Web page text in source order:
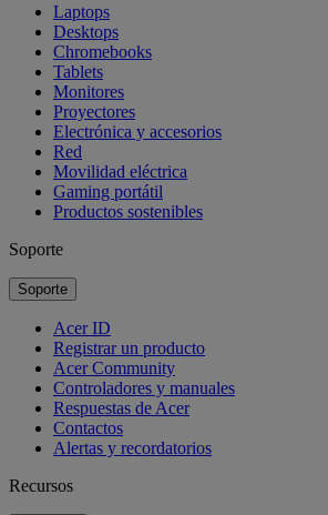
Laptops
Desktops
Chromebooks
Tablets
Monitores
Proyectores
Electrónica y accesorios
Red
Movilidad eléctrica
Gaming portátil
Productos sostenibles
Soporte
Soporte
Acer ID
Registrar un producto
Acer Community
Controladores y manuales
Respuestas de Acer
Contactos
Alertas y recordatorios
Recursos